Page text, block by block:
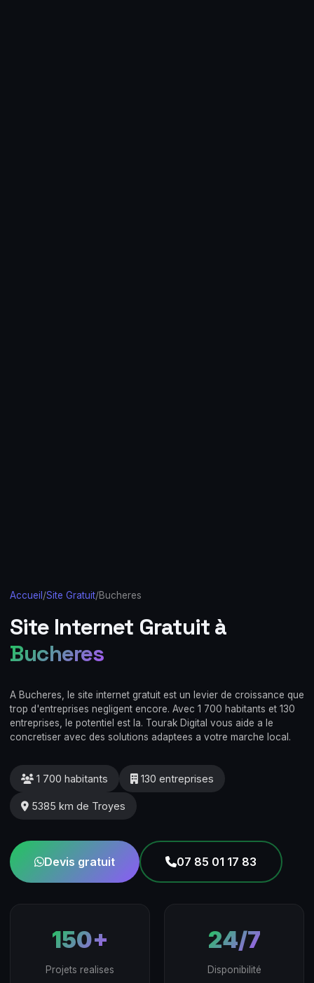
Accueil /Site Gratuit/Bucheres
Site Internet Gratuit à
Bucheres
A Bucheres, le site internet gratuit est un levier de croissance que
trop d'entreprises negligent encore. Avec 1 700 habitants et 130
entreprises, le potentiel est la. Tourak Digital vous aide a le
concretiser avec des solutions adaptees a votre marche local.
1 700 habitants 130 entreprises
5385 km de Troyes
Devis gratuit 07 85 01 17 83
150+
Projets realises
24/7
Disponibilité